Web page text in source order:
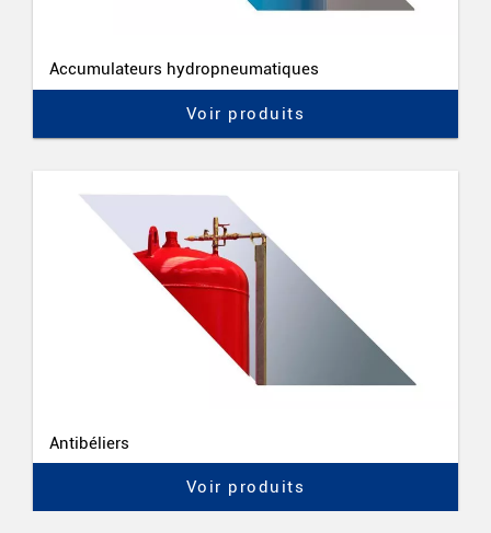
Accumulateurs hydropneumatiques
Voir produits
Antibéliers
Voir produits